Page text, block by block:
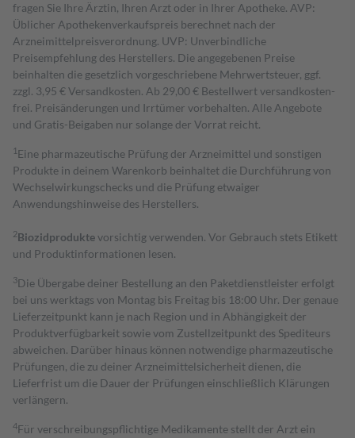
fragen Sie Ihre Ärztin, Ihren Arzt oder in Ihrer Apotheke. AVP:
Üblicher Apothekenverkaufspreis berechnet nach der
Arzneimittelpreisverordnung. UVP: Unverbindliche
Preisempfehlung des Herstellers. Die angegebenen Preise
beinhalten die gesetzlich vorgeschriebene Mehrwertsteuer, ggf.
zzgl. 3,95 € Versandkosten. Ab 29,00 € Bestell­wert versand­kosten­
frei. Preisänderungen und Irrtümer vorbehalten. Alle Angebote
und Gratis-Beigaben nur solange der Vorrat reicht.
1 Eine pharmazeutische Prüfung der Arzneimittel und sonstigen
Produkte in deinem Warenkorb beinhaltet die Durchführung von
Wechselwirkungschecks und die Prüfung etwaiger
Anwendungshinweise des Herstellers.
2Biozidproduktevorsichtig verwenden. Vor Gebrauch stets Etikett
und Produktinformationen lesen.
3Die Übergabe deiner Bestellung an den Paketdienstleister erfolgt
bei uns werktags von Montag bis Freitag bis 18:00 Uhr. Der genaue
Lieferzeitpunkt kann je nach Region und in Abhängigkeit der
Produktverfügbarkeit sowie vom Zustellzeitpunkt des Spediteurs
abweichen. Darüber hinaus können notwendige pharmazeutische
Prüfungen, die zu deiner Arzneimittelsicherheit dienen, die
Lieferfrist um die Dauer der Prüfungen einschließlich Klärungen
verlängern.
4Für verschreibungspflichtige Medikamente stellt der Arzt ein